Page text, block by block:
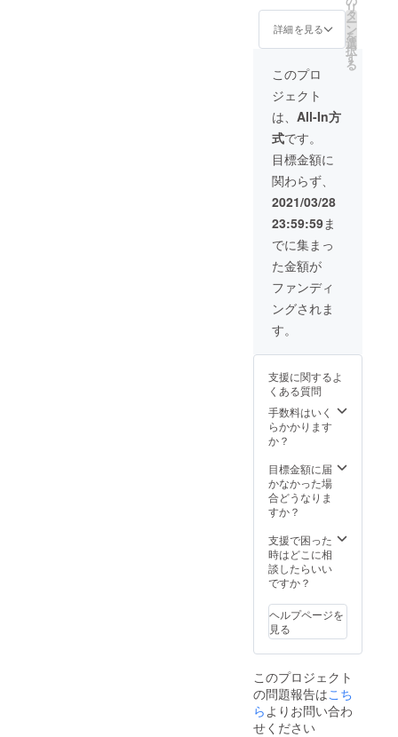
シャツ、ス
ウェット、ス
め合わせを提供
致します。 お店
がある限り有効
です。
詳細を見る
リ
タ
ー
ン
を
選
択
す
る
このプロ
ジェクト
は、 All-In方
式です。
目標金額に
関わらず、
2021/03/28
23:59:59ま
でに集まっ
た金額が
ファンディ
ングされま
す。
支援に関するよ
くある質問
手数料はいく
らかかります
か？
目標金額に届
かなかった場
合どうなりま
すか？
支援で困った
時はどこに相
談したらいい
ですか？
ヘルプページを
見る
このプロジェクト
の問題報告はこち
ら よりお問い合わ
せください